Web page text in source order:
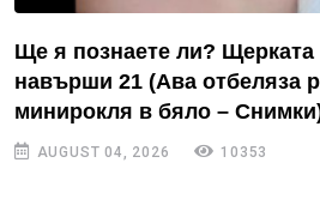
Ще я познаете ли?
навърши 21 (Ава отбеляза
минирокля в бяло –
AUGUST 04, 2026 10353